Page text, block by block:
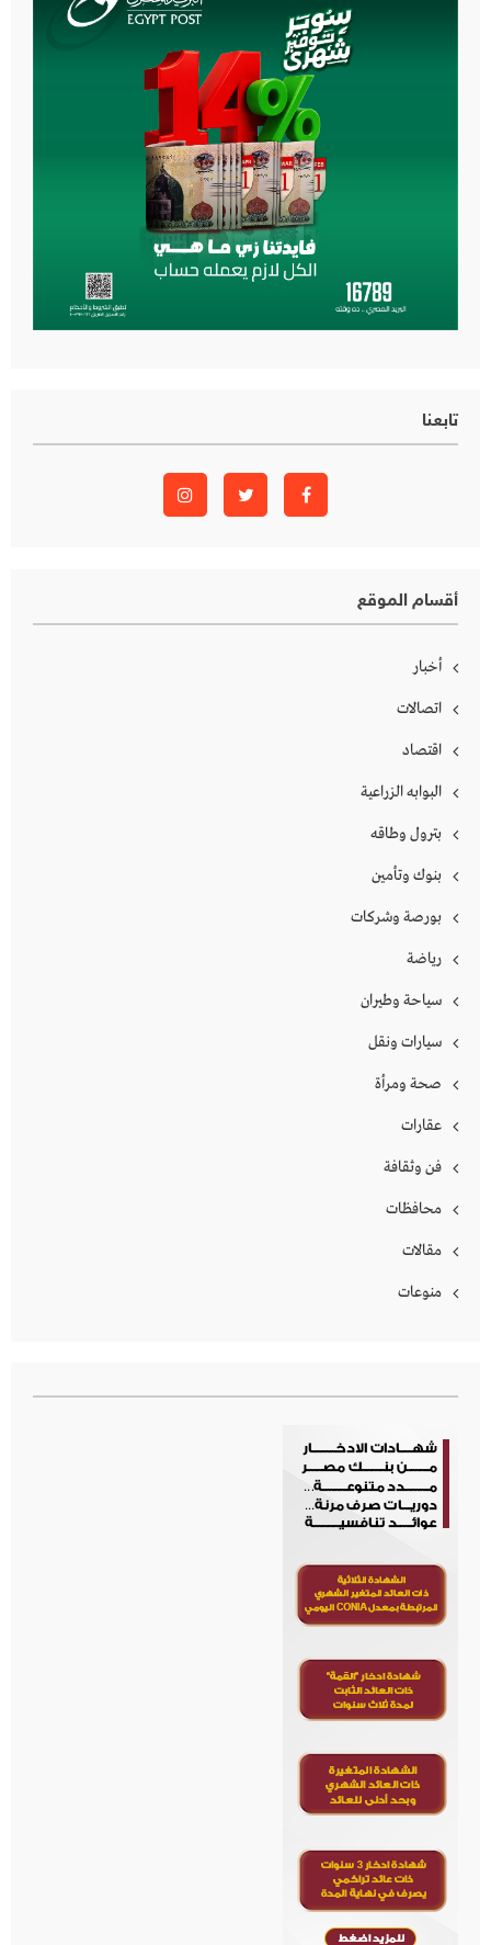
تابعنا
أقسام الموقع
أخبار
اتصالات
اقتصاد
البوابه الزراعية
بترول وطاقه
بنوك وتأمين
بورصة وشركات
رياضة
سياحة وطيران
سيارات ونقل
صحة ومرأة
عقارات
فن وثقافة
محافظات
مقالات
منوعات